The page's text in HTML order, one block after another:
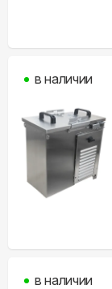
в наличии
в наличии